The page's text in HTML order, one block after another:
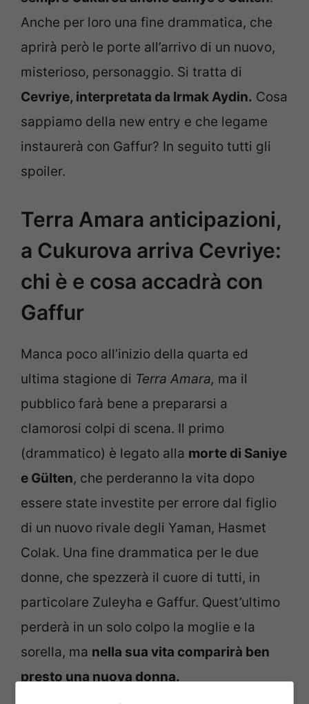
Anche per loro una fine drammatica, che
aprirà però le porte all’arrivo di un nuovo,
misterioso, personaggio. Si tratta di
Cevriye, interpretata da Irmak Aydin. Cosa
sappiamo della new entry e che legame
instaurerà con Gaffur? In seguito tutti gli
spoiler.
Terra Amara anticipazioni,
a Cukurova arriva Cevriye:
chi è e cosa accadrà con
Gaffur
Manca poco all’inizio della quarta ed
ultima stagione di Terra Amara, ma il
pubblico farà bene a prepararsi a
clamorosi colpi di scena. Il primo
(drammatico) è legato alla morte di Saniye
e Gülten, che perderanno la vita dopo
essere state investite per errore dal figlio
di un nuovo rivale degli Yaman, Hasmet
Colak. Una fine drammatica per le due
donne, che spezzerà il cuore di tutti, in
particolare Zuleyha e Gaffur. Quest’ultimo
perderà in un solo colpo la moglie e la
sorella, ma nella sua vita comparirà ben
presto una nuova donna.